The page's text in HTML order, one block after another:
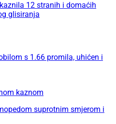
12 stranih i domaćih
glisiranja
s 1.66 promila, uhićen i
kaznom
suprotnim smjerom i